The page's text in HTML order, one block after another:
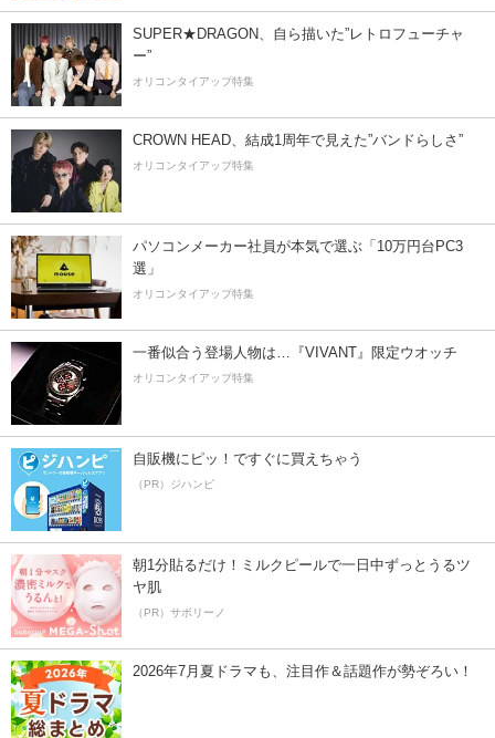
SUPER★DRAGON、自ら描いた”レトロフューチャ
ー”
オリコンタイアップ特集
CROWN HEAD、結成1周年で見えた”バンドらしさ”
オリコンタイアップ特集
パソコンメーカー社員が本気で選ぶ「10万円台PC3
選」
オリコンタイアップ特集
一番似合う登場人物は…『VIVANT』限定ウオッチ
オリコンタイアップ特集
自販機にピッ！ですぐに買えちゃう
（PR）ジハンピ
朝1分貼るだけ！ミルクピールで一日中ずっとうるツ
ヤ肌
（PR）サボリーノ
2026年7月夏ドラマも、注目作＆話題作が勢ぞろい！